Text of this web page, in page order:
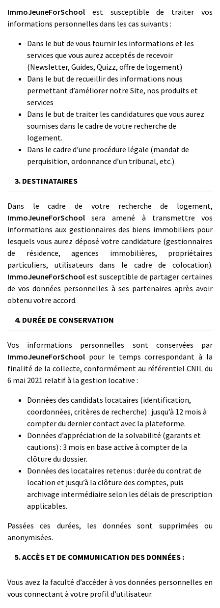
ImmoJeuneForSchool est susceptible de traiter vos
informations personnelles dans les cas suivants :
Dans le but de vous fournir les informations et les
services que vous aurez acceptés de recevoir
(Newsletter, Guides, Quizz, offre de logement)
Dans le but de recueillir des informations nous
permettant d’améliorer notre Site, nos produits et
services
Dans le but de traiter les candidatures que vous aurez
soumises dans le cadre de votre recherche de
logement.
Dans le cadre d’une procédure légale (mandat de
perquisition, ordonnance d’un tribunal, etc.)
3. DESTINATAIRES
Dans le cadre de votre recherche de logement,
ImmoJeuneForSchool sera amené à transmettre vos
informations aux gestionnaires des biens immobiliers pour
lesquels vous aurez déposé votre candidature (gestionnaires
de résidence, agences immobilières, propriétaires
particuliers, utilisateurs dans le cadre de colocation).
ImmoJeuneForSchool est susceptible de partager certaines
de vos données personnelles à ses partenaires après avoir
obtenu votre accord.
4. DURÉE DE CONSERVATION
Vos informations personnelles sont conservées par
ImmoJeuneForSchool pour le temps correspondant à la
finalité de la collecte, conformément au référentiel CNIL du
6 mai 2021 relatif à la gestion locative :
Données des candidats locataires (identification,
coordonnées, critères de recherche) : jusqu’à 12 mois à
compter du dernier contact avec la plateforme.
Données d’appréciation de la solvabilité (garants et
cautions) : 3 mois en base active à compter de la
clôture du dossier.
Données des locataires retenus : durée du contrat de
location et jusqu’à la clôture des comptes, puis
archivage intermédiaire selon les délais de prescription
applicables.
Passées ces durées, les données sont supprimées ou
anonymisées.
5. ACCÈS ET DE COMMUNICATION DES DONNÉES :
Vous avez la faculté d’accéder à vos données personnelles en
vous connectant à votre profil d’utilisateur.